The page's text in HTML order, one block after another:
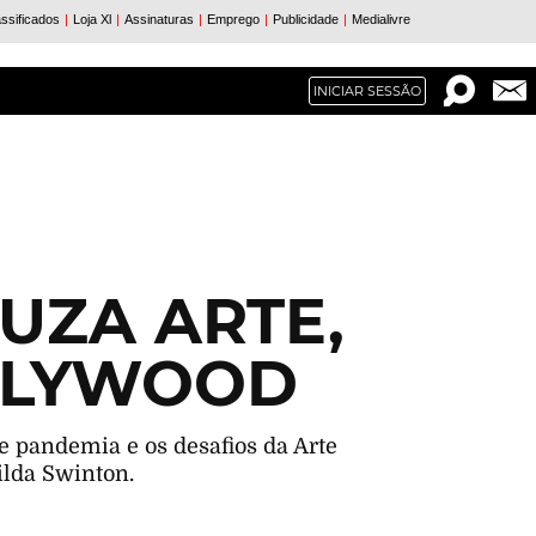
INICIAR SESSÃO
ARTE,
e os desafios da Arte
Swinton.